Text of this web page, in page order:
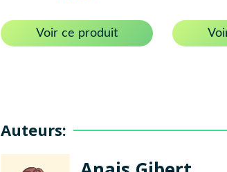
Voir ce produit
Auteurs: